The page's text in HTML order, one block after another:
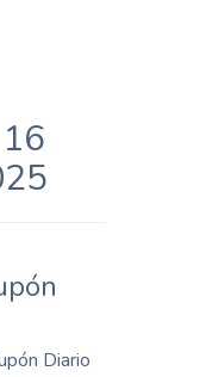
Diario